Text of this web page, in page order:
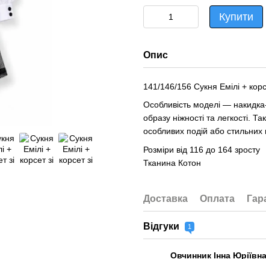
Купити
Опис
141/146/156 Сукня Емілі +
Особливість моделі —
образу ніжності та легкості.
особливих подій або стильних
Розміри від 116 до 164 зросту
Тканина Котон
Доставка Оплата
Відгуки 1
Овчинник Інна